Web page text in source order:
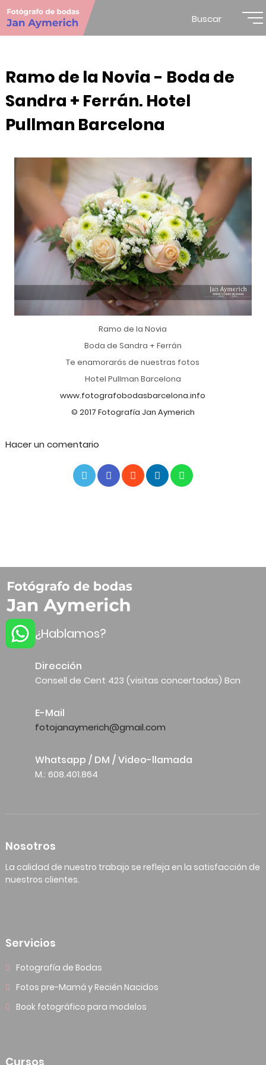
Buscar
Ramo de la Novia - Boda de
Sandra + Ferrán. Hotel
Pullman Barcelona
Ramo de la Novia
Boda de Sandra + Ferrán
Te enamorarás de nuestras fotos
Hotel Pullman Barcelona
www.fotografobodasbarcelona.info
© 2017 Fotografía Jan Aymerich
Hacer un comentario
¿Hablamos?
Dirección
Consell de Cent 423 (visitas concertadas) Bcn
E-Mail
fotojanaymerich@gmail.com
Whatsapp / DM / Video-llamada
M.: 608.401.864
Nosotros
La calidad de nuestro trabajo se refleja en la satisfacción de
nuestros clientes.
Servicios
Fotografía de Bodas
Fotos pre-Mamá y Recién Nacidos
Book fotográfico para modelos
Cursos